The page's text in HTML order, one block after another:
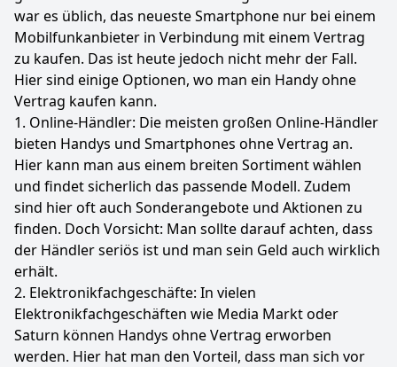
war es üblich, das neueste Smartphone nur bei einem
Mobilfunkanbieter in Verbindung mit einem Vertrag
zu kaufen. Das ist heute jedoch nicht mehr der Fall.
Hier sind einige Optionen, wo man ein Handy ohne
Vertrag kaufen kann.
1. Online-Händler: Die meisten großen Online-Händler
bieten Handys und Smartphones ohne Vertrag an.
Hier kann man aus einem breiten Sortiment wählen
und findet sicherlich das passende Modell. Zudem
sind hier oft auch Sonderangebote und Aktionen zu
finden. Doch Vorsicht: Man sollte darauf achten, dass
der Händler seriös ist und man sein Geld auch wirklich
erhält.
2. Elektronikfachgeschäfte: In vielen
Elektronikfachgeschäften wie Media Markt oder
Saturn können Handys ohne Vertrag erworben
werden. Hier hat man den Vorteil, dass man sich vor